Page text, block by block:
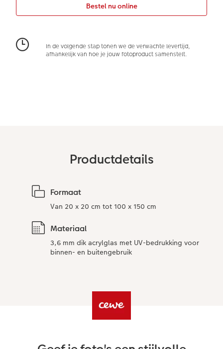
Alle extra's
Ontwerpopties
Alle extra's
In de volgende stap tonen we de verwachte levertijd,
afhankelijk van hoe je jouw fotoproduct samenstelt.
Productdetails
Formaat
Van 20 x 20 cm tot 100 x 150 cm
Materiaal
3,6 mm dik acrylglas met UV-bedrukking voor
binnen- en buitengebruik